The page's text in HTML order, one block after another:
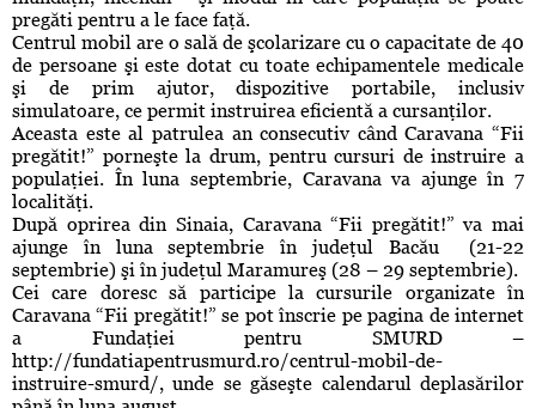
pregăti pentru a le face faţă.
Centrul mobil are o sală de şcolarizare cu o capacitate de 40
de persoane şi este dotat cu toate echipamentele medicale
şi de prim ajutor, dispozitive portabile, inclusiv
simulatoare, ce permit instruirea eficientă a cursanţilor.
Aceasta este al patrulea an consecutiv când Caravana “Fii
pregătit!” porneşte la drum, pentru cursuri de instruire a
populaţiei. În luna septembrie, Caravana va ajunge în 7
localităţi.
După oprirea din Sinaia, Caravana “Fii pregătit!” va mai
ajunge în luna septembrie în judeţul Bacău (21-22
septembrie) şi în judeţul Maramureş (28 – 29 septembrie).
Cei care doresc să participe la cursurile organizate în
Caravana “Fii pregătit!” se pot înscrie pe pagina de internet
a Fundaţiei pentru SMURD –
http://fundatiapentrusmurd.ro/centrul-mobil-de-
instruire-smurd/, unde se găseşte calendarul deplasărilor